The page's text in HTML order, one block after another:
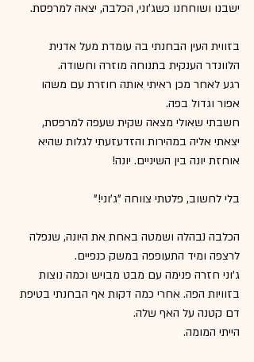
ישבנו ושוחחנו כשג'וני, הכלבה, יצאה למרפסת.
בזווית העין הבחנתי בה עומדת מעל אדנית
הלוונדר הענקית בתנוחה מוזרה וחשודה.
רגע לאחר מכן ראיתי אותה חוזרת עם משהו
אפור וגדול בפה.
חשבתי שאולי מצאה שקית שעפה למרפסת,
יצאתי אליה במהירות והזדעזעתי לגלות שהיא
אוחזת יונה בין השיניים. יונה!
בלי לחשוב, פלטתי צווחה "ג'וני!"
הכלבה נבהלה ושמטה באחת את היונה, שנפלה
לרצפה ומיד התעופפה במשק כנפיים.
ג'וני חזרה פנימה עם מבט מבויש וכמה נוצות
בזוויות הפה. אחרי כמה דקות אף הבחנתי בטיפת
דם קטנה על האף שלה.
הייתי המומה.